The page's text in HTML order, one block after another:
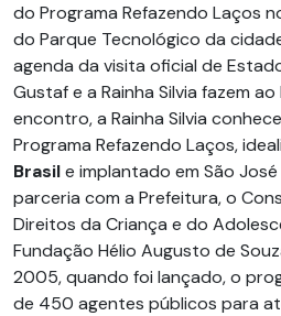
do Programa Refazendo Laços
do Parque Tecnológico da
agenda da visita oficial de
Gustaf e a Rainha Silvia fazem
encontro, a Rainha Silvia
Programa Refazendo Laços,
Brasile implantado em São
parceria com a Prefeitura, o
Direitos da Criança e do
Fundação Hélio Augusto de
2005, quando foi lançado, o
de 450 agentes públicos para